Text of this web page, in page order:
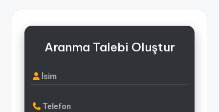
Aranma Talebi Oluştur
İsim
Telefon